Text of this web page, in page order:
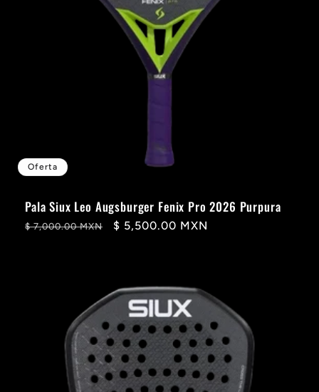
Oferta
Pala Siux Leo Augsburger Fenix Pro 2026 Purpura
Precio
$ 7,000.00 MXN
Precio
$ 5,500.00 MXN